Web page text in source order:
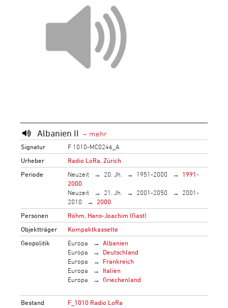
Albanien II
Signatur
F 1010-MC0246_A
Urheber
Radio LoRa, Zürich
Periode
Neuzeit 20. Jh. 1951-2000
1991-
2000
Neuzeit
21. Jh. 2001-2050
2001-
2010
2000
Personen
Röhm, Hans-Joachim (Gast)
Objektträger
Kompaktkassette
Geopolitik
Europa
Albanien
Europa
Deutschland
Europa
Frankreich
Europa
Italien
Europa
Griechenland
Bestand
F_1010 Radio LoRa